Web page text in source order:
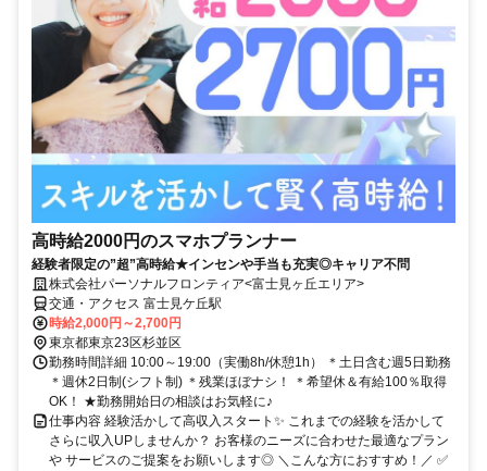
高時給2000円のスマホプランナー
経験者限定の”超”高時給★インセンや手当も充実◎キャリア不問
株式会社パーソナルフロンティア<富士見ヶ丘エリア>
交通・アクセス 富士見ケ丘駅
時給2,000円～2,700円
東京都東京23区杉並区
勤務時間詳細 10:00～19:00（実働8h/休憩1h） ＊土日含む週5日勤務
＊週休2日制(シフト制) ＊残業ほぼナシ！ ＊希望休＆有給100％取得
OK！ ★勤務開始日の相談はお気軽に♪
仕事内容 経験活かして高収入スタート✨ これまでの経験を活かして
さらに収入UPしませんか？ お客様のニーズに合わせた最適なプラン
や サービスのご提案をお願いします◎ ＼こんな方におすすめ！／ ✅